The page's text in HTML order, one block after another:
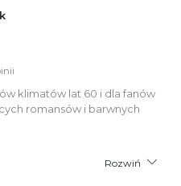
klimatów lat 60 i dla fanów
romansów i barwnych
Rozwiń